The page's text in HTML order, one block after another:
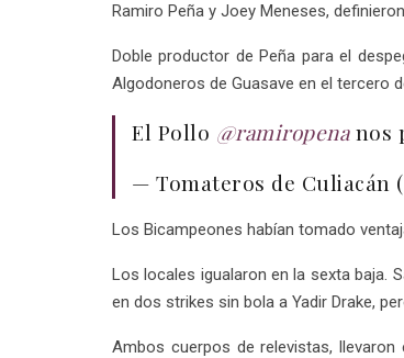
Ramiro Peña y Joey Meneses,
Doble productor de Peña para el
Algodoneros de Guasave en el tercero
El Pollo @ramiropenanos
— Tomateros de Culiacán
Los Bicampeones habían tomado
Los locales igualaron en la sexta baja.
en dos strikes sin bola a Yadir Drake,
Ambos cuerpos de relevistas,